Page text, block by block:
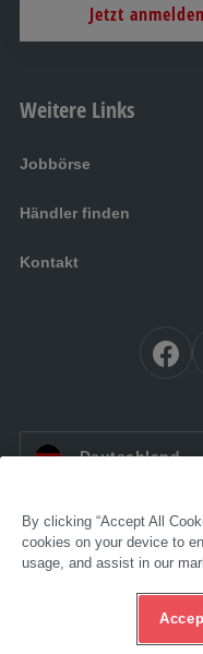
Weitere Links
Jobbörse
Händler finden
Kontakt
DE: Deutschland
Jetzt anmelden
By clicking “Accept All
cookies on your device to
usage, and assist in our